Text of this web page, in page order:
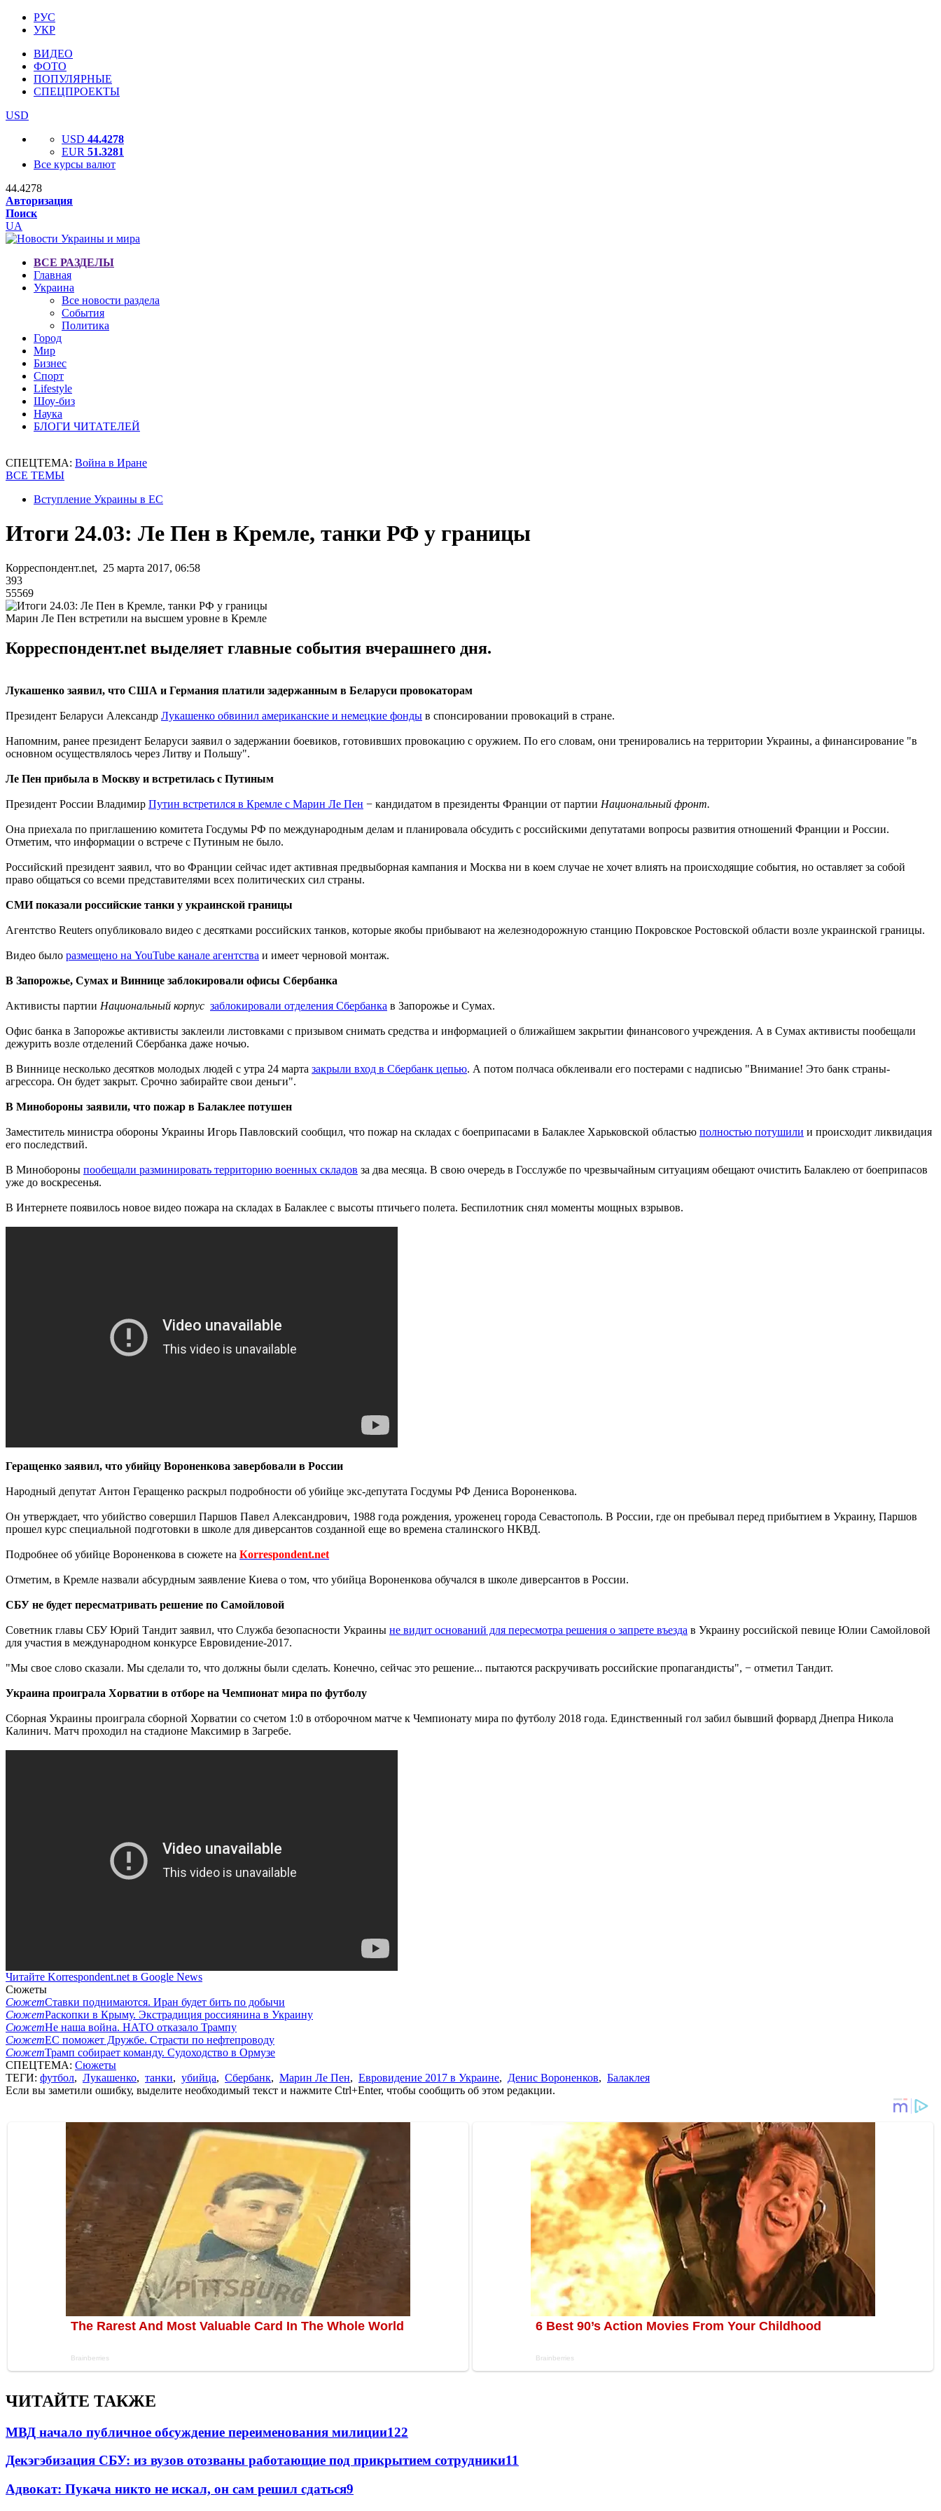
РУС
УКР
ВИДЕО
ФОТО
ПОПУЛЯРНЫЕ
СПЕЦПРОЕКТЫ
USD
USD 44.4278
EUR 51.3281
Все курсы валют
44.4278
Авторизация
Поиск
UA
ВСЕ РАЗДЕЛЫ
Главная
Украина
Все новости раздела
События
Политика
Город
Мир
Бизнес
Спорт
Lifestyle
Шоу-биз
Наука
БЛОГИ ЧИТАТЕЛЕЙ
СПЕЦТЕМА: Война в Иране
ВСЕ ТЕМЫ
Вступление Украины в ЕС
Итоги 24.03: Ле Пен в Кремле, танки РФ у границы
Корреспондент.net, 25 марта 2017, 06:58
393
55569
Марин Ле Пен встретили на высшем уровне в Кремле
Корреспондент.net выделяет главные события вчерашнего дня.
Лукашенко заявил, что США и Германия платили задержанным в Беларуси провокаторам
Президент Беларуси Александр Лукашенко обвинил американские и немецкие фонды в спонсировании провокаций в стране.
Напомним, ранее президент Беларуси заявил о задержании боевиков, готовивших провокацию с оружием. По его словам, они тренировались на территории Украины, а финансирование "в
основном осуществлялось через Литву и Польшу".
Ле Пен прибыла в Москву и встретилась с Путиным
Президент России Владимир Путин встретился в Кремле с Марин Ле Пен − кандидатом в президенты Франции от партии Национальный фронт.
Она приехала по приглашению комитета Госдумы РФ по международным делам и планировала обсудить с российскими депутатами вопросы развития отношений Франции и России.
Отметим, что информации о встрече с Путиным не было.
Российский президент заявил, что во Франции сейчас идет активная предвыборная кампания и Москва ни в коем случае не хочет влиять на происходящие события, но оставляет за собой
право общаться со всеми представителями всех политических сил страны.
СМИ показали российские танки у украинской границы
Агентство Reuters опубликовало видео с десятками российских танков, которые якобы прибывают на железнодорожную станцию Покровское Ростовской области возле украинской границы.
Видео было размещено на YouTube канале агентства и имеет черновой монтаж.
В Запорожье, Сумах и Виннице заблокировали офисы Сбербанка
Активисты партии Национальный корпус заблокировали отделения Сбербанка в Запорожье и Сумах.
Офис банка в Запорожье активисты заклеили листовками с призывом снимать средства и информацией о ближайшем закрытии финансового учреждения. А в Сумах активисты пообещали
дежурить возле отделений Сбербанка даже ночью.
В Виннице несколько десятков молодых людей с утра 24 марта закрыли вход в Сбербанк цепью. А потом полчаса обклеивали его постерами с надписью "Внимание! Это банк страны-
агрессора. Он будет закрыт. Срочно забирайте свои деньги".
В Минобороны заявили, что пожар в Балаклее потушен
Заместитель министра обороны Украины Игорь Павловский сообщил, что пожар на складах с боеприпасами в Балаклее Харьковской областью полностью потушили и происходит ликвидация
его последствий.
В Минобороны пообещали разминировать территорию военных складов за два месяца. В свою очередь в Госслужбе по чрезвычайным ситуациям обещают очистить Балаклею от боеприпасов
уже до воскресенья.
В Интернете появилось новое видео пожара на складах в Балаклее с высоты птичьего полета. Беспилотник снял моменты мощных взрывов.
Геращенко заявил, что убийцу Вороненкова завербовали в России
Народный депутат Антон Геращенко раскрыл подробности об убийце экс-депутата Госдумы РФ Дениса Вороненкова.
Он утверждает, что убийство совершил Паршов Павел Александрович, 1988 года рождения, уроженец города Севастополь. В России, где он пребывал перед прибытием в Украину, Паршов
прошел курс специальной подготовки в школе для диверсантов созданной еще во времена сталинского НКВД.
Подробнее об убийце Вороненкова в сюжете на Кorrespondent.net
Отметим, в Кремле назвали абсурдным заявление Киева о том, что убийца Вороненкова обучался в школе диверсантов в России.
СБУ не будет пересматривать решение по Самойловой
Советник главы СБУ Юрий Тандит заявил, что Служба безопасности Украины не видит оснований для пересмотра решения о запрете въезда в Украину российской певице Юлии Самойловой
для участия в международном конкурсе Евровидение-2017.
"Мы свое слово сказали. Мы сделали то, что должны были сделать. Конечно, сейчас это решение... пытаются раскручивать российские пропагандисты", − отметил Тандит.
Украина проиграла Хорватии в отборе на Чемпионат мира по футболу
Сборная Украины проиграла сборной Хорватии со счетом 1:0 в отборочном матче к Чемпионату мира по футболу 2018 года. Единственный гол забил бывший форвард Днепра Никола
Калинич. Матч проходил на стадионе Максимир в Загребе.
Читайте Korrespondent.net в Google News
Сюжеты
СюжетСтавки поднимаются. Иран будет бить по добычи
СюжетРаскопки в Крыму. Экстрадиция россиянина в Украину
СюжетНе наша война. НАТО отказало Трампу
СюжетЕС поможет Дружбе. Страсти по нефтепроводу
СюжетТрамп собирает команду. Судоходство в Ормузе
СПЕЦТЕМА: Сюжеты
ТЕГИ: футбол, Лукашенко, танки, убийца, Сбербанк, Марин Ле Пен, Евровидение 2017 в Украине, Денис Вороненков, Балаклея
Если вы заметили ошибку, выделите необходимый текст и нажмите Ctrl+Enter, чтобы сообщить об этом редакции.
ЧИТАЙТЕ ТАКЖЕ
МВД начало публичное обсуждение переименования милиции122
Декэгэбизация СБУ: из вузов отозваны работающие под прикрытием сотрудники11
Адвокат: Пукача никто не искал, он сам решил сдаться9